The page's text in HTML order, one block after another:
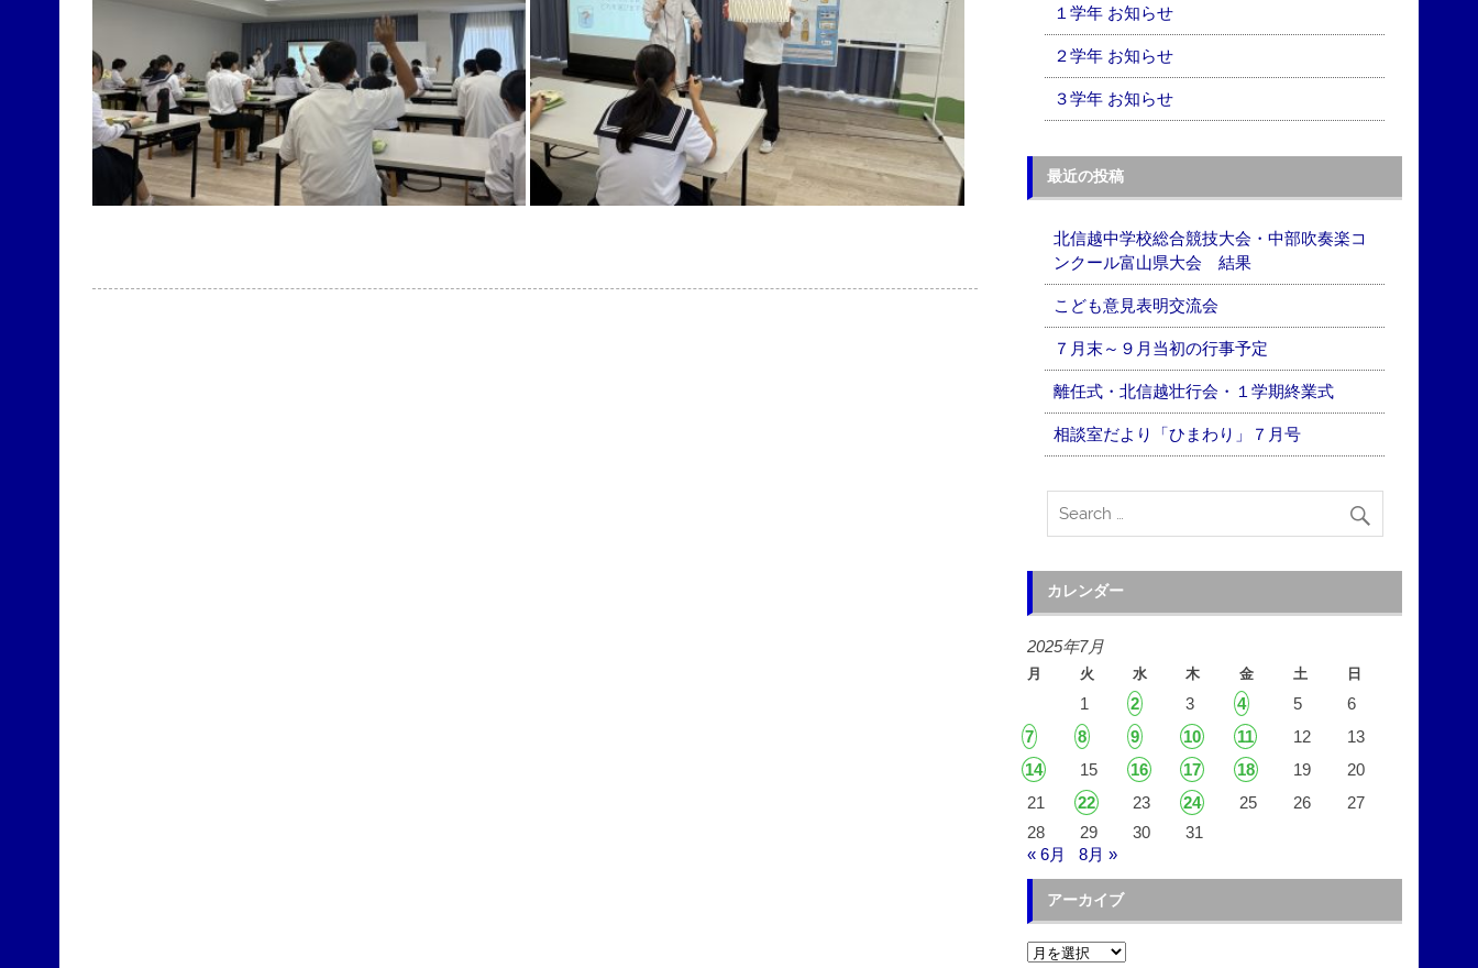
１学年 お知らせ
２学年 お知らせ
３学年 お知らせ
最近の投稿
北信越中学校総合競技大会・中部吹奏楽コ
ンクール富山県大会 結果
こども意見表明交流会
７月末～９月当初の行事予定
離任式・北信越壮行会・１学期終業式
相談室だより「ひまわり」７月号
カレンダー
2025年7月
月 火 水 木 金 土 日
1 2 3 4 5
6
7
8 9 10 11 12
13
14
15 16 17 18 19
20
21
22 23 24 25 26
27
28
29 30
31
« 6月
8月 »
アーカイブ
ア